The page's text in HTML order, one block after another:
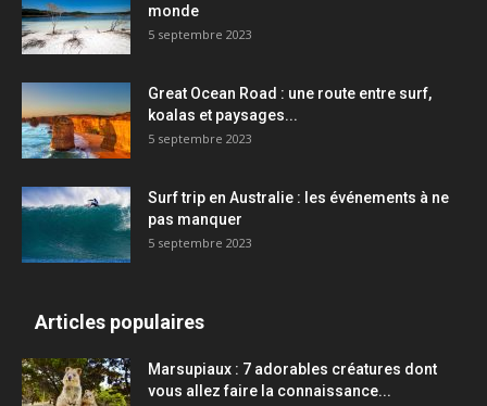
monde
5 septembre 2023
Great Ocean Road : une route entre surf,
koalas et paysages...
5 septembre 2023
Surf trip en Australie : les événements à ne
pas manquer
5 septembre 2023
Articles populaires
Marsupiaux : 7 adorables créatures dont
vous allez faire la connaissance...